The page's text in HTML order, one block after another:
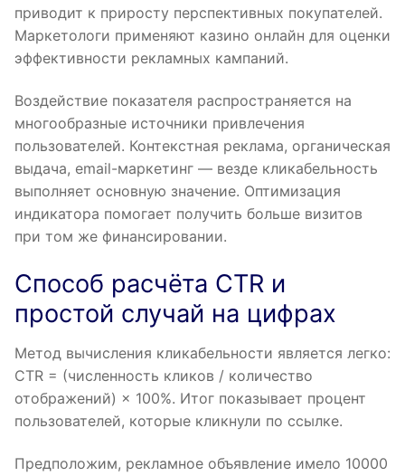
приводит к приросту перспективных покупателей.
Маркетологи применяют казино онлайн для оценки
эффективности рекламных кампаний.
Воздействие показателя распространяется на
многообразные источники привлечения
пользователей. Контекстная реклама, органическая
выдача, email-маркетинг — везде кликабельность
выполняет основную значение. Оптимизация
индикатора помогает получить больше визитов
при том же финансировании.
Способ расчёта CTR и
простой случай на цифрах
Метод вычисления кликабельности является легко:
CTR = (численность кликов / количество
отображений) × 100%. Итог показывает процент
пользователей, которые кликнули по ссылке.
Предположим, рекламное объявление имело 10000